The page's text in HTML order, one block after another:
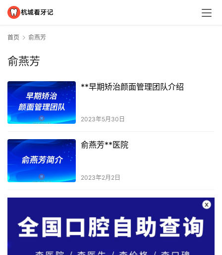
首页 俞燕芳
俞燕芳
**早期矫治颜面管理团队介绍
2023年5月30日
俞燕芳**医院
2023年2月2日